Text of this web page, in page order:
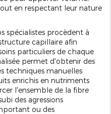
en respectant leur nature
spécialistes procèdent à
capillaire afin
particuliers de chaque
permet d'obtenir des
techniques manuelles
enrichis en nutriments
l'ensemble de la fibre
des agressions
ou des